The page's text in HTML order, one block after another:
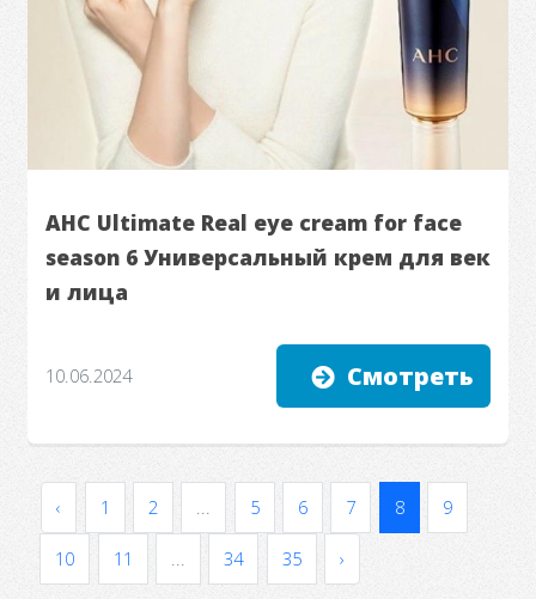
AHC Ultimate Real eye cream for face
season 6 Универсальный крем для век
и лица
10.06.2024 Смотреть
‹ 1 2 5 6 7 8 9
10 11 34 35 ›